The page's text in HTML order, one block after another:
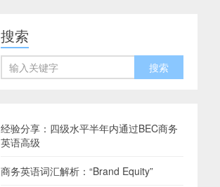
搜索
经验分享：四级水平半年内通过BEC商务
英语高级
商务英语词汇解析：“Brand Equity”